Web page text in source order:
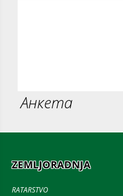
Анкета
ZEMLJORADNJA
RATARSTVO